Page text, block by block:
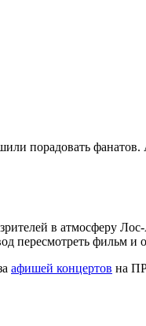
порадовать
в атмосферу
пересмотреть фильм и
афишей концертов на